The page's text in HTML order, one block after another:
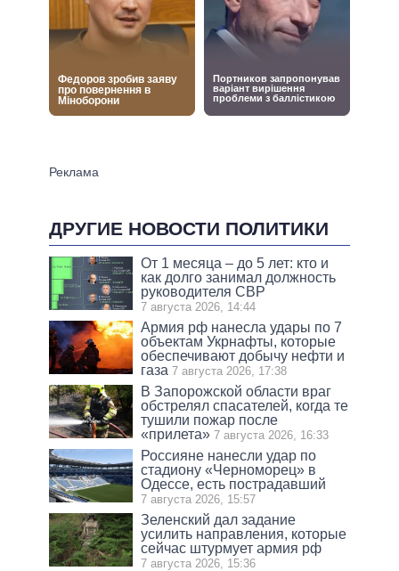
ДРУГИЕ НОВОСТИ ПОЛИТИКИ
От 1 месяца – до 5 лет: кто и
как долго занимал должность
руководителя СВР
7 августа 2026, 14:44
Армия рф нанесла удары по 7
объектам Укрнафты, которые
обеспечивают добычу нефти и
газа 7 августа 2026, 17:38
В Запорожской области враг
обстрелял спасателей, когда те
тушили пожар после
«прилета» 7 августа 2026, 16:33
Россияне нанесли удар по
стадиону «Черноморец» в
Одессе, есть пострадавший
7 августа 2026, 15:57
Зеленский дал задание
усилить направления, которые
сейчас штурмует армия рф
7 августа 2026, 15:36